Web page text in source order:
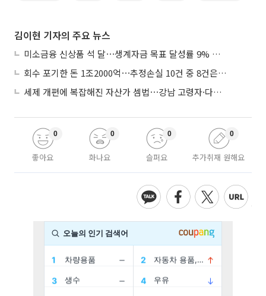
김이현 기자의 주요 뉴스
미소금융 신상품 석 달⋯생계자금 목표 달성률 9% 그쳐
회수 포기한 돈 1조2000억⋯추정손실 10건 중 8건은 기업대출
세제 개편에 복잡해진 자산가 셈법⋯강남 고령자·다주택자 ‘자산재편 고심’
좋아요
0
화나요
0
슬퍼요
0
추가취재 원해요
0